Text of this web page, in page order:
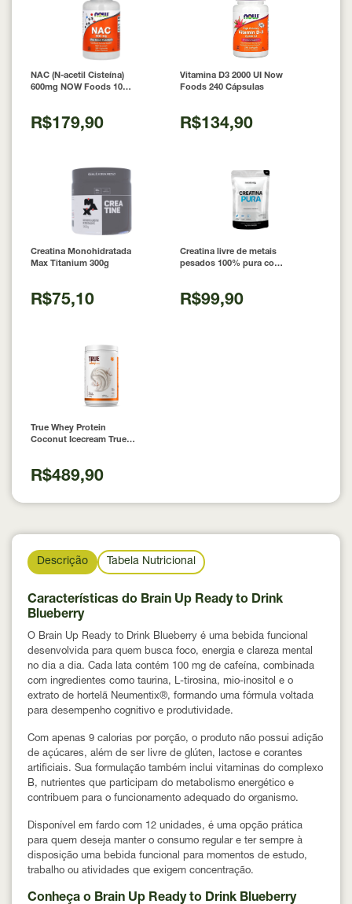
NAC (N-acetil Cisteína)
600mg NOW Foods 100
R$179,90
Vitamina D3 2000 UI Now
Foods 240 Cápsulas
R$134,90
Creatina Monohidratada
Max Titanium 300g
R$75,10
Creatina livre de metais
pesados 100% pura com
R$99,90
True Whey Protein
Coconut Icecream True
R$489,90
Descrição Tabela Nutricional
Características do Brain Up Ready to Drink
Blueberry
O Brain Up Ready to Drink Blueberry é uma bebida funcional
desenvolvida para quem busca foco, energia e clareza mental
no dia a dia. Cada lata contém 100 mg de cafeína, combinada
com ingredientes como taurina, L-tirosina, mio-inositol e o
extrato de hortelã Neumentix®, formando uma fórmula voltada
para desempenho cognitivo e produtividade.
Com apenas 9 calorias por porção, o produto não possui adição
de açúcares, além de ser livre de glúten, lactose e corantes
artificiais. Sua formulação também inclui vitaminas do complexo
B, nutrientes que participam do metabolismo energético e
contribuem para o funcionamento adequado do organismo.
Disponível em fardo com 12 unidades, é uma opção prática
para quem deseja manter o consumo regular e ter sempre à
disposição uma bebida funcional para momentos de estudo,
trabalho ou atividades que exigem concentração.
Conheça o Brain Up Ready to Drink Blueberry